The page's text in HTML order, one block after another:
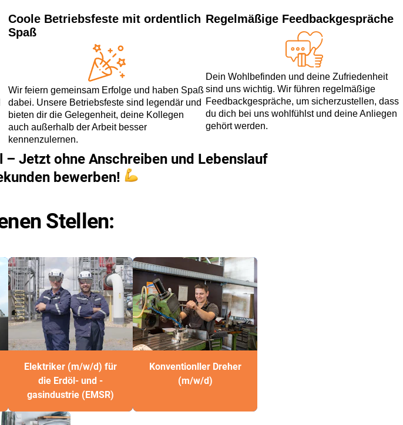
Coole Betriebsfeste mit ordentlich
Spaß
Wir feiern gemeinsam Erfolge und haben Spaß
dabei. Unsere Betriebsfeste sind legendär und
bieten dir die Gelegenheit, deine Kollegen
auch außerhalb der Arbeit besser
kennenzulernen.
Regelmäßige Feedbackgespräche
Dein Wohlbefinden und deine Zufriedenheit
sind uns wichtig. Wir führen regelmäßige
Feedbackgespräche, um sicherzustellen, dass
du dich bei uns wohlfühlst und deine Anliegen
gehört werden.